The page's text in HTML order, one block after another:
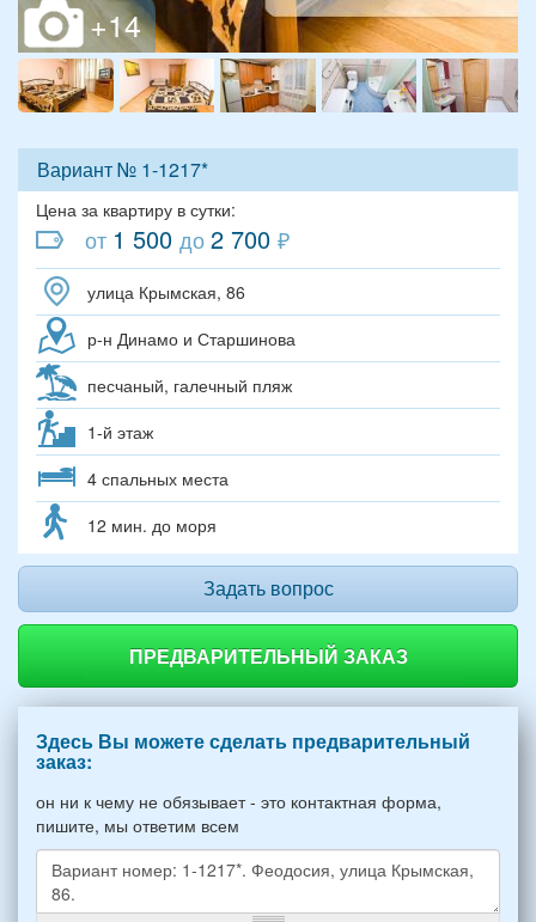
Вариант № 1-1217*
Цена за квартиру в сутки:
от 1 500 до2 700 ₽
улица Крымская, 86
р-н Динамо и Старшинова
песчаный, галечный пляж
1-й этаж
4 спальных места
12 мин. до моря
Задать вопрос
ПРЕДВАРИТЕЛЬНЫЙ ЗАКАЗ
Здесь Вы можете сделать предварительный
заказ:
он ни к чему не обязывает - это контактная форма,
пишите, мы ответим всем